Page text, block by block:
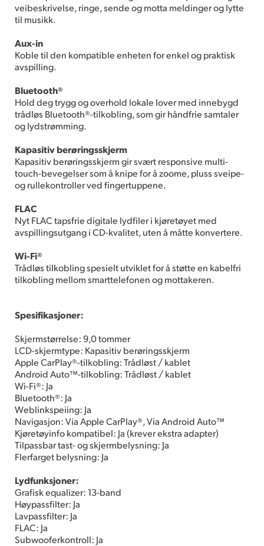
veibeskrivelse, ringe, sende og motta meldinger og lytte
til musikk.
Aux-in
Koble til den kompatible enheten for enkel og praktisk
avspilling.
Bluetooth®
Hold deg trygg og overhold lokale lover med innebygd
trådløs Bluetooth®-tilkobling, som gir håndfrie samtaler
og lydstrømming.
Kapasitiv berøringsskjerm
Kapasitiv berøringsskjerm gir svært responsive multi-
touch-bevegelser som å knipe for å zoome, pluss sveipe-
og rullekontroller ved fingertuppene.
FLAC
Nyt FLAC tapsfrie digitale lydfiler i kjøretøyet med
avspillingsutgang i CD-kvalitet, uten å måtte konvertere.
Wi-Fi®
Trådløs tilkobling spesielt utviklet for å støtte en kabelfri
tilkobling mellom smarttelefonen og mottakeren.
Spesifikasjoner:
Skjermstørrelse: 9,0 tommer
LCD-skjermtype: Kapasitiv berøringsskjerm
Apple CarPlay®-tilkobling: Trådløst / kablet
Android Auto™-tilkobling: Trådløst / kablet
Wi-Fi®: Ja
Bluetooth®: Ja
Weblinkspeiing: Ja
Navigasjon: Via Apple CarPlay®, Via Android Auto™
Kjøretøyinfo kompatibel: Ja (krever ekstra adapter)
Tilpassbar tast- og skjermbelysning: Ja
Flerfarget belysning: Ja
Lydfunksjoner:
Grafisk equalizer: 13-band
Høypassfilter: Ja
Lavpassfilter: Ja
FLAC: Ja
Subwooferkontroll: Ja